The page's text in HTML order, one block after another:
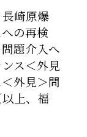
崎原爆
の再検
題介入へ
ス＜外見
外見＞問
上、福